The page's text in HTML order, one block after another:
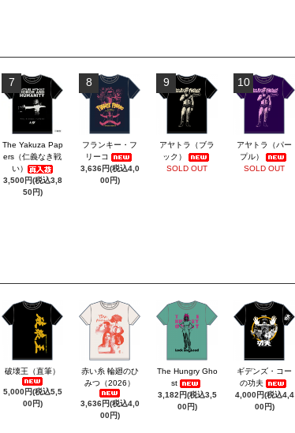
7
The Yakuza Pap
ers（仁義なき戦
い）
3,500円(税込3,8
50円)
8
フランキー・フ
リーコ
3,636円(税込4,0
00円)
9
アヤトラ（ブラ
ック）
SOLD OUT
10
アヤトラ（パー
プル）
SOLD OUT
破壊王（直筆）
5,000円(税込5,5
00円)
赤い糸 輪廻のひ
みつ（2026）
3,636円(税込4,0
00円)
The Hungry Gho
st
3,182円(税込3,5
00円)
ギデンズ・コー
の功夫
4,000円(税込4,4
00円)